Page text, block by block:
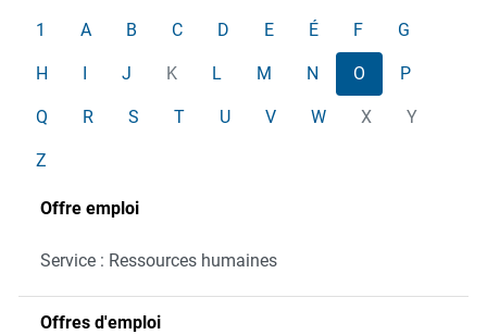
1 A B C D E É F G
H I J K L M N O P
Q R S T U V W X Y
Z
Offre emploi
Service : Ressources humaines
Offres d'emploi